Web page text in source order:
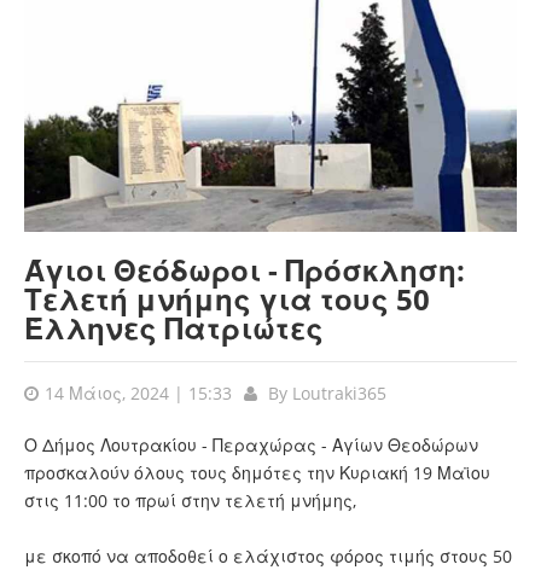
Άγιοι Θεόδωροι - Πρόσκληση:
Τελετή μνήμης για τους 50
Έλληνες Πατριώτες
14 Μάιος, 2024 | 15:33 By Loutraki365
Ο Δήμος Λουτρακίου - Περαχώρας - Αγίων Θεοδώρων
προσκαλούν όλους τους δημότες την Κυριακή 19 Μαϊου
στις 11:00 το πρωί στην τελετή μνήμης,
με σκοπό να αποδοθεί ο ελάχιστος φόρος τιμής στους 50